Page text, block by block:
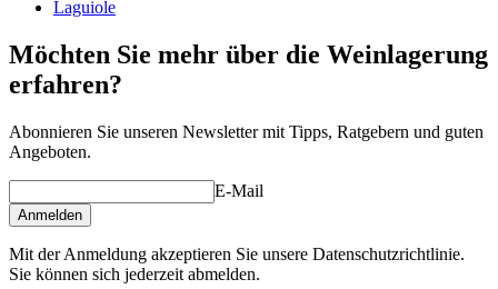
Laguiole
Möchten Sie mehr über die Weinlagerung
erfahren?
Abonnieren Sie unseren Newsletter mit Tipps, Ratgebern und guten
Angeboten.
E-Mail
Anmelden
Mit der Anmeldung akzeptieren Sie unsere Datenschutzrichtlinie.
Sie können sich jederzeit abmelden.